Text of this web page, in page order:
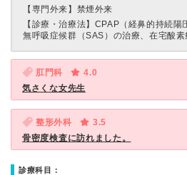
【専門外来】 禁煙外来
【診療・治療法】 CPAP（経鼻的持続陽
無呼吸症候群（SAS）の治療、在宅酸素
肛門科
4.0
気さくな女先生
整形外科
3.5
骨密度検査に訪れました。
診療科目：